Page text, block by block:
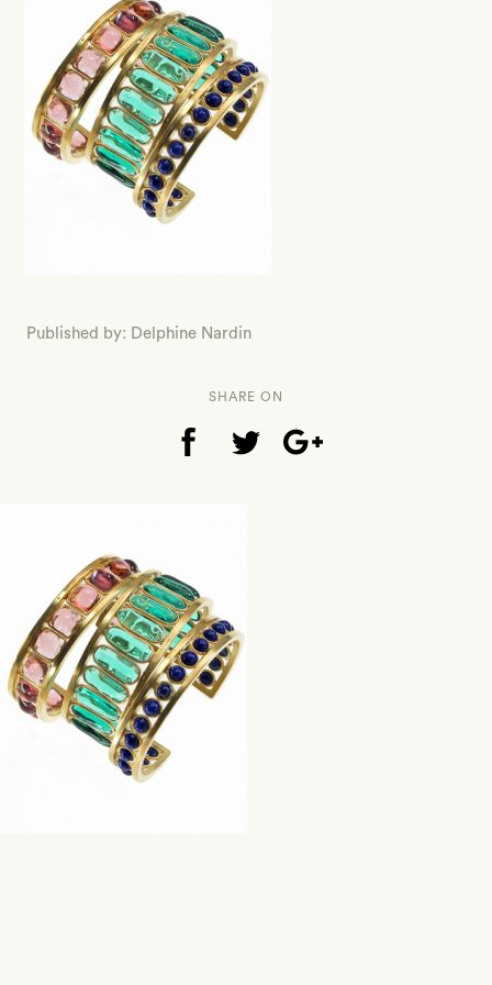
Published by: Delphine Nardin
SHARE ON